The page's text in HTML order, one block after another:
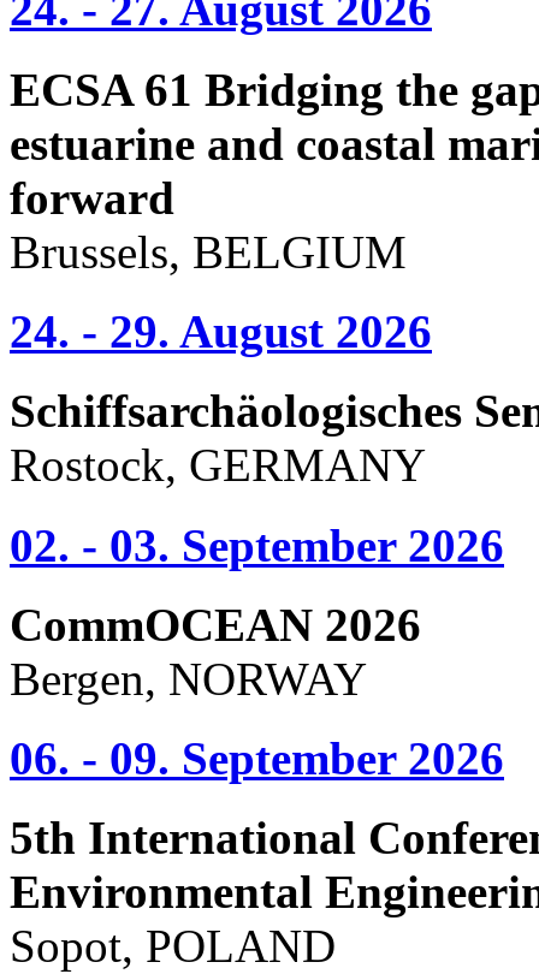
ECSA 61 Bridging the
estuarine and coastal
forward
Brussels, BELGIUM
24. - 29. August 2026
Schiffsarchäologisches
Rostock, GERMANY
02. - 03. September 2026
CommOCEAN 2026
Bergen, NORWAY
06. - 09. September 2026
5th International
Environmental
Sopot, POLAND